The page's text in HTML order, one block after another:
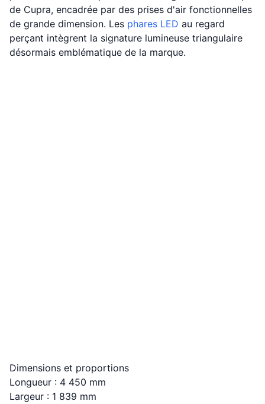
de Cupra, encadrée par des prises d'air fonctionnelles
de grande dimension. Les phares LED au regard
perçant intègrent la signature lumineuse triangulaire
désormais emblématique de la marque.
Dimensions et proportions
Longueur : 4 450 mm
Largeur : 1 839 mm